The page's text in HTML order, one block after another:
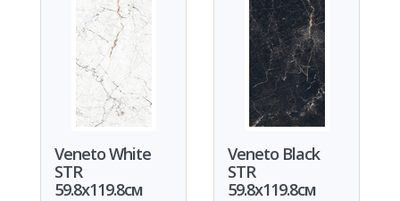
Veneto White
STR
59.8x119.8см
Veneto Black
STR
59.8x119.8см